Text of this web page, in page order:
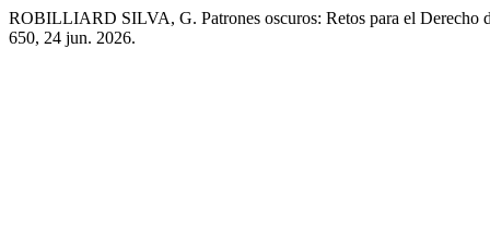
ROBILLIARD SILVA, G. Patrones oscuros: Retos para el Derecho
650, 24 jun. 2026.